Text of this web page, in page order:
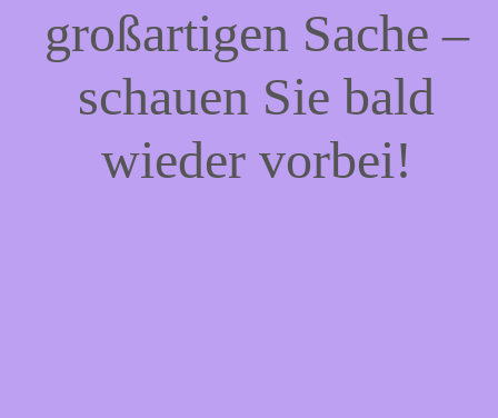
großartigen Sache –
schauen Sie bald
wieder vorbei!